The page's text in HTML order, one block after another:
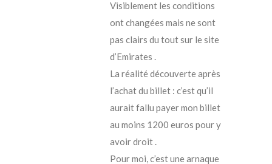
Visiblement les conditions
ont changées mais ne sont
pas clairs du tout sur le site
d’Emirates .
La réalité découverte après
l’achat du billet : c’est qu’il
aurait fallu payer mon billet
au moins 1200 euros pour y
avoir droit .
Pour moi, c’est une arnaque